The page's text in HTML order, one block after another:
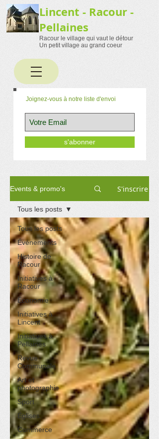
Lincent - Racour -
Pellaines
Racour le village qui vaut le détour
Un petit village au grand coeur
Joignez-vous à notre liste d'envoi
s'abonner
Events & promo's S'inscrire
Tous les posts
Événements
Histoire de
Racour
Initiatives à
Racour
Économie
Initiatives à
Lincent
Initiatives à
Pellaines
Revue
Communale
Art et
photographie
Sport
Églises
Commerce
Tous les posts